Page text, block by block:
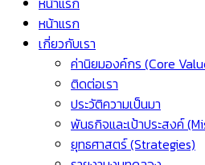
หน้าแรก
เกี่ยวกับเรา
ค่านิยมองค์กร (Core
ติดต่อเรา
ประวัติความเป็นมา
พันธกิจและเป้าประสงค์
ยุทธศาสตร์ (Strategies)